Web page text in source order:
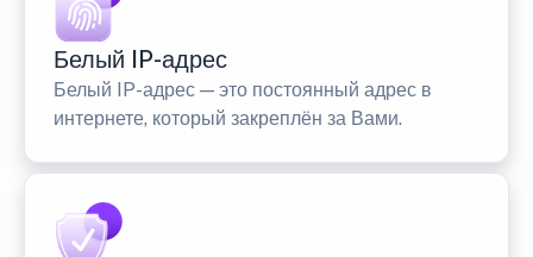
Белый IP-адрес
Белый IP-адрес — это постоянный адрес в
интернете, который закреплён за Вами.